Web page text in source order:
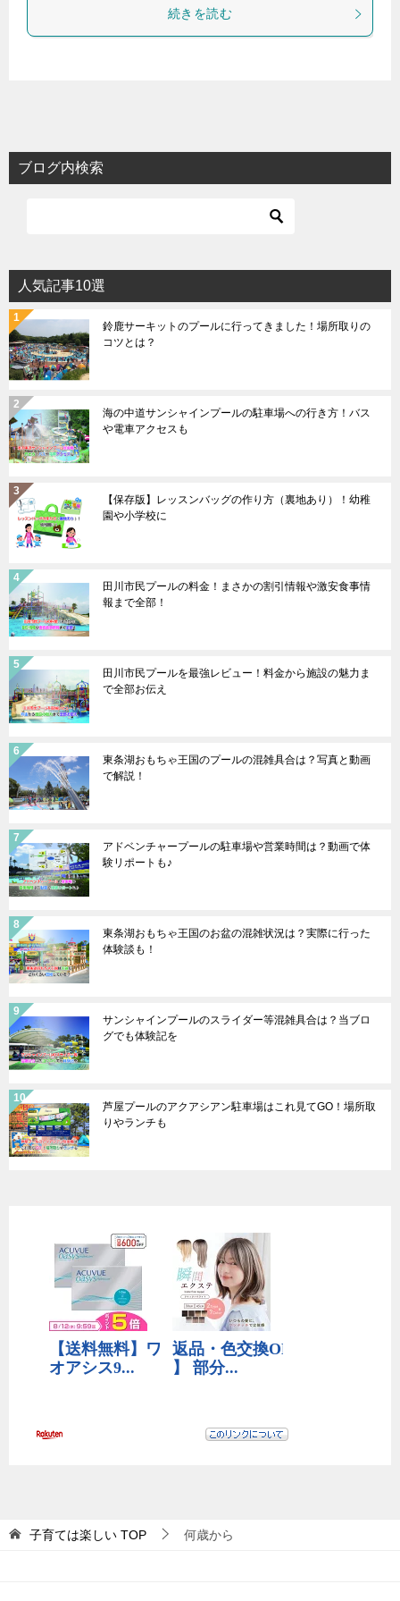
続きを読む
ブログ内検索
人気記事10選
鈴鹿サーキットのプールに行ってきました！場所取りの
コツとは？
海の中道サンシャインプールの駐車場への行き方！バス
や電車アクセスも
【保存版】レッスンバッグの作り方（裏地あり）！幼稚
園や小学校に
田川市民プールの料金！まさかの割引情報や激安食事情
報まで全部！
田川市民プールを最強レビュー！料金から施設の魅力ま
で全部お伝え
東条湖おもちゃ王国のプールの混雑具合は？写真と動画
で解説！
アドベンチャープールの駐車場や営業時間は？動画で体
験リポートも♪
東条湖おもちゃ王国のお盆の混雑状況は？実際に行った
体験談も！
サンシャインプールのスライダー等混雑具合は？当ブロ
グでも体験記を
芦屋プールのアクアシアン駐車場はこれ見てGO！場所取
りやランチも
子育ては楽しい TOP 何歳から